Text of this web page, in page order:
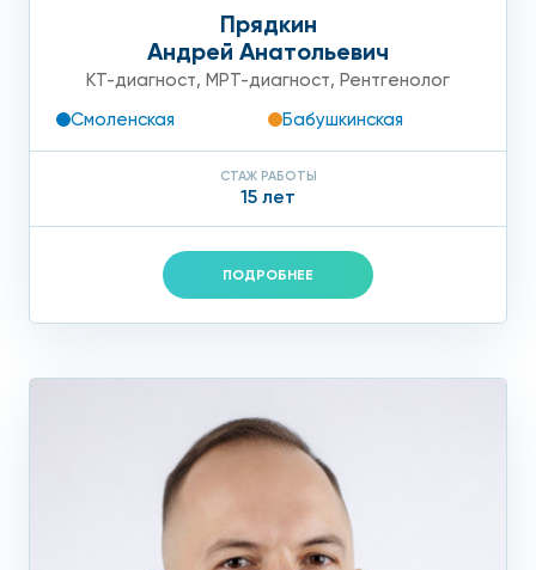
Прядкин
Андрей Анатольевич
КТ-диагност, МРТ-диагност, Рентгенолог
Смоленская
Бабушкинская
СТАЖ РАБОТЫ
15 лет
ПОДРОБНЕЕ